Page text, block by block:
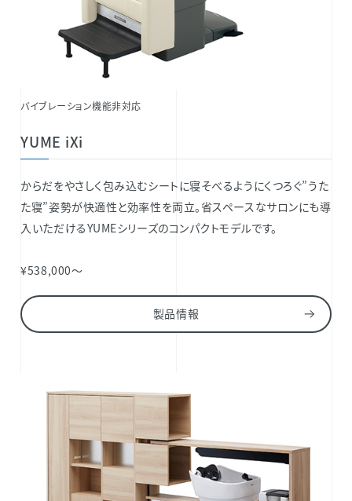
バイブレーション機能非対応
YUME iXi
からだをやさしく包み込むシートに寝そべるようにくつろぐ”うた
た寝”姿勢が快適性と効率性を両立。省スペースなサロンにも導
入いただけるYUMEシリーズのコンパクトモデルです。
¥538,000～
製品情報